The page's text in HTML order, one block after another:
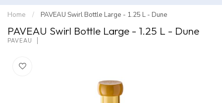
Home / PAVEAU Swirl Bottle Large - 1.25 L - Dune
PAVEAU Swirl Bottle Large - 1.25 L - Dune
PAVEAU